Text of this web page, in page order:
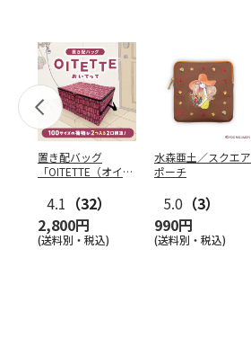
置き配バッグ
「OITETTE（オイテ
4.1 （32）
2,800円
(送料別・税込)
水森亜土／スクエア
ポーチ
5.0 （3）
990円
(送料別・税込)